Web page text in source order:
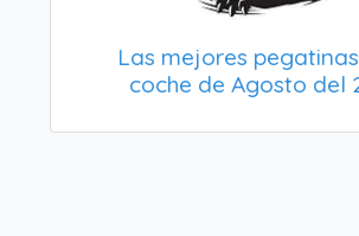
Las mejores
coche de Agosto del